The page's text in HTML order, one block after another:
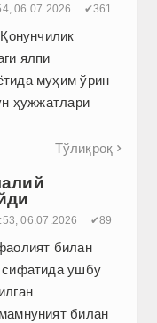
06.07.2026 ✔361
ялпи
муҳим ўрин
ҳужжатлари
Тўлиқроқ 
06.07.2026 ✔89
билан
сифатида ушбу
билан